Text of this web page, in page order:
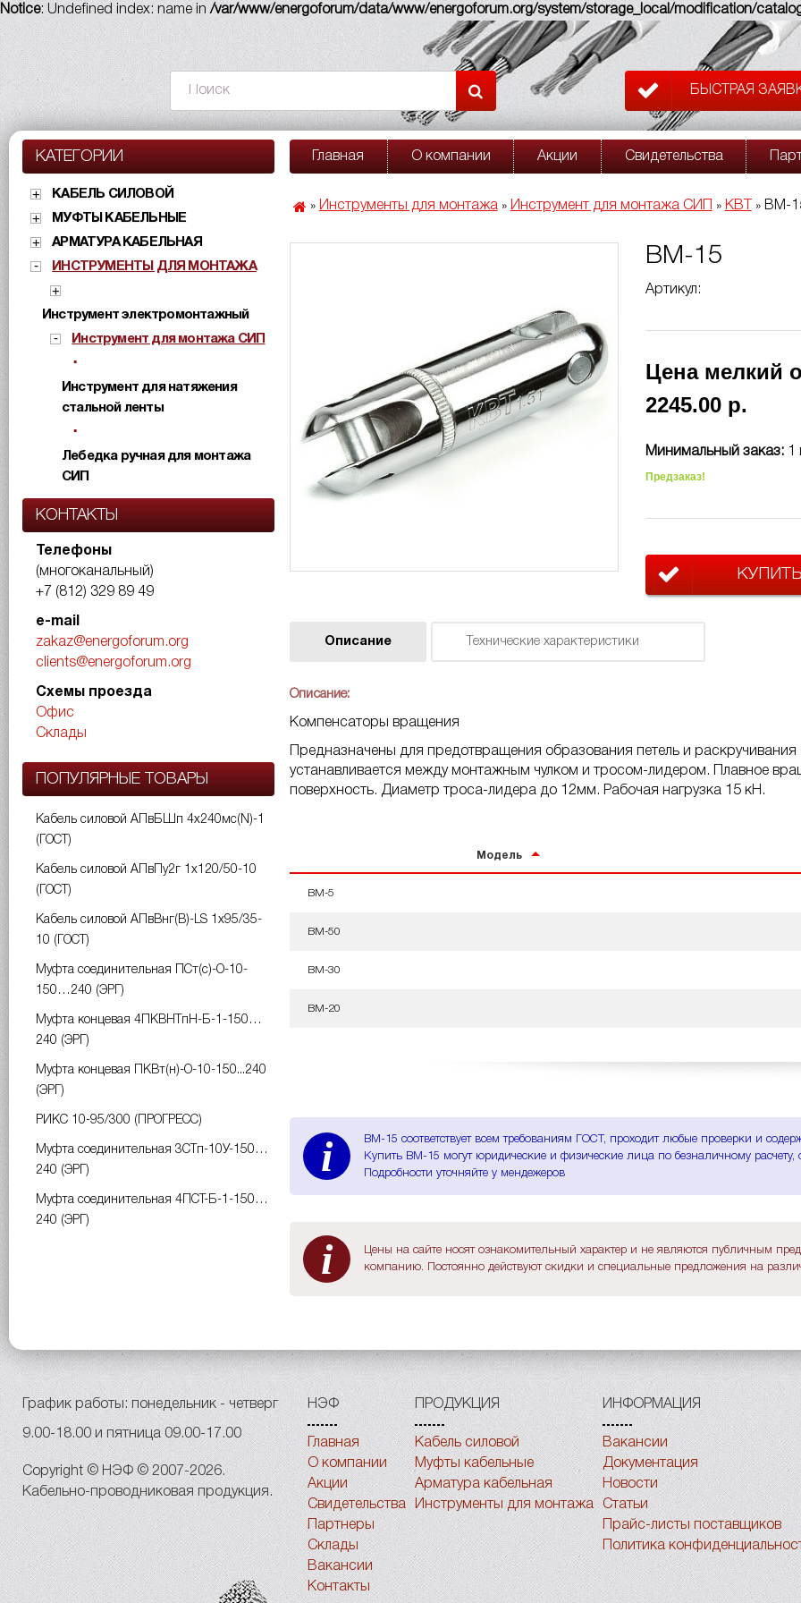
Notice: Undefined index: name in/var/www/energoforum/data/www/energoforum.org/system/storage_local/modification/
БЫСТРАЯ
КАТЕГОРИИ
КАБЕЛЬ СИЛОВОЙ
МУФТЫ КАБЕЛЬНЫЕ
АРМАТУРА КАБЕЛЬНАЯ
ИНСТРУМЕНТЫ ДЛЯ МОНТАЖА
Инструмент электромонтажный
Инструмент для монтажа СИП
Инструмент для натяжения
стальной ленты
Лебедка ручная для монтажа
СИП
КОНТАКТЫ
Телефоны
(многоканальный)
+7 (812) 329 89 49
e-mail
zakaz@energoforum.org
clients@energoforum.org
Схемы проезда
Офис
Склады
ПОПУЛЯРНЫЕ ТОВАРЫ
Кабель силовой АПвБШп 4х240мс(N)-1
(ГОСТ)
Кабель силовой АПвПу2г 1х120/50-10
(ГОСТ)
Кабель силовой АПвВнг(B)-LS 1х95/35-
10 (ГОСТ)
Муфта соединительная ПСт(с)-О-10-
150…240 (ЭРГ)
Муфта концевая 4ПКВНТпН-Б-1-150…
240 (ЭРГ)
Муфта концевая ПКВт(н)-О-10-150...240
(ЭРГ)
РИКС 10-95/300 (ПРОГРЕСС)
Муфта соединительная 3СТп-10У-150…
240 (ЭРГ)
Муфта соединительная 4ПСТ-Б-1-150…
240 (ЭРГ)
Главная О компании Акции Свидетельства
» Инструменты для монтажа» Инструмент для монтажа СИП » КВТ » ВМ-
ВМ-15
Артикул:
Цена мелкий
2245.00 р.
Минимальный заказ: 1
Предзаказ!
Описание Технические характеристики
Описание:
Компенсаторы вращения
Предназначены для предотвращения образования петель и
устанавливается между монтажным чулком и тросом-лидером. Плавное
поверхность. Диаметр троса-лидера до 12мм. Рабочая нагрузка 15 кН.
Модель
ВМ-5
ВМ-50
ВМ-30
ВМ-20
i
ВМ-15 соответствует всем требованиям ГОСТ, проходит любые проверки и
Купить ВМ-15 могут юридические и физические лица по безналичному расчету,
Подробности уточняйте у мендежеров
i
Цены на сайте носят ознакомительный характер и не являются публичным
компанию. Постоянно действуют скидки и специальные предложения на
НЭФ
Главная
О компании
Акции
Свидетельства
Партнеры
Склады
Вакансии
Контакты
ПРОДУКЦИЯ
Кабель силовой
Муфты кабельные
Арматура кабельная
Инструменты для монтажа
ИНФОРМАЦИЯ
Вакансии
Документация
Новости
Статьи
Прайс-листы поставщиков
Политика
График работы: понедельник - четверг
9.00-18.00 и пятница 09.00-17.00
Copyright © НЭФ © 2007-2026.
Кабельно-проводниковая продукция.